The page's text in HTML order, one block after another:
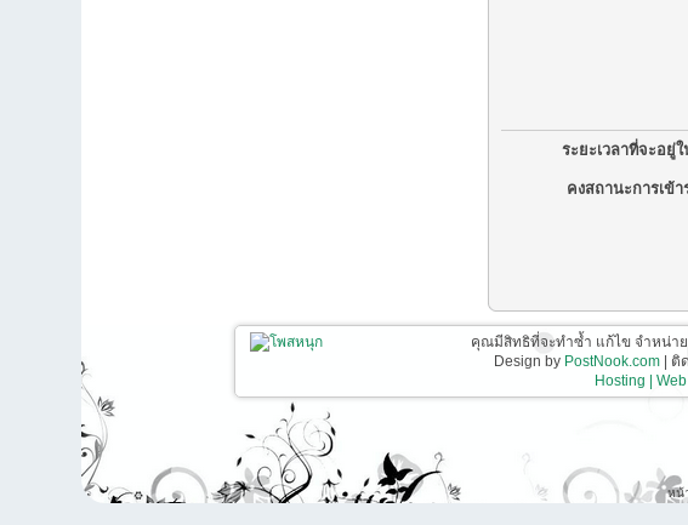
ระยะเวลาที่จะอยู่
คงสถานะการเข้
คุณมีสิทธิที่จะทำซ้ำ แก้ไข จำหน่า
Design by PostNook.com | ติ
Hosting |
หน้